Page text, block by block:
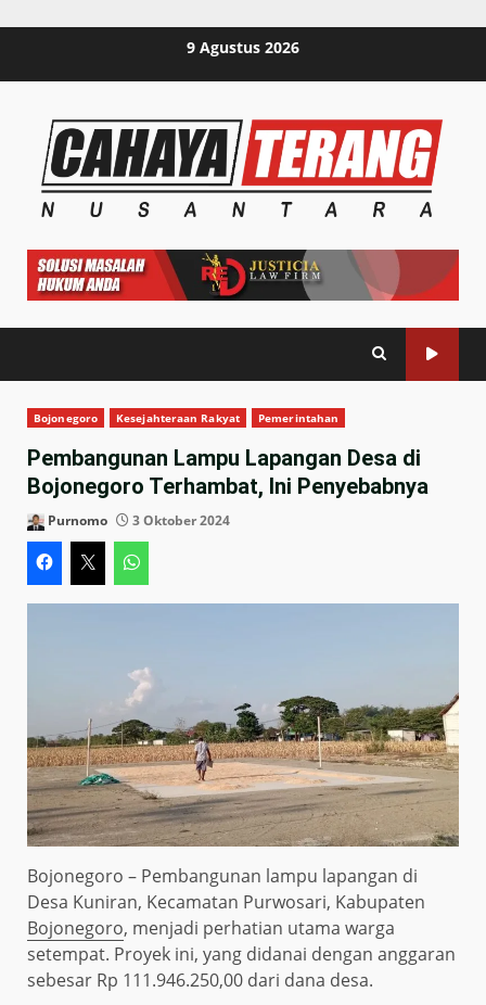
9 Agustus 2026
Bojonegoro Kesejahteraan Rakyat Pemerintahan
Pembangunan Lampu Lapangan Desa di
Bojonegoro Terhambat, Ini Penyebabnya
Purnomo 3 Oktober 2024
Bojonegoro – Pembangunan lampu lapangan di
Desa Kuniran, Kecamatan Purwosari, Kabupaten
Bojonegoro, menjadi perhatian utama warga
setempat. Proyek ini, yang didanai dengan anggaran
sebesar Rp 111.946.250,00 dari dana desa.